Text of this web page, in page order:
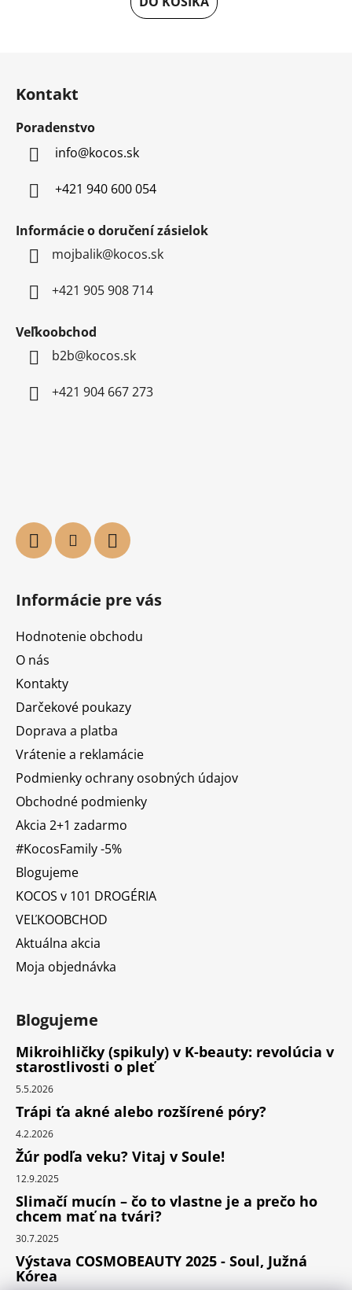
Kontakt
Poradenstvo
info@kocos.sk
+421 940 600 054
Informácie o doručení zásielok
mojbalik@kocos.sk
+421 905 908 714
Veľkoobchod
b2b@kocos.sk
+421 904 667 273
Informácie pre vás
Hodnotenie obchodu
O nás
Kontakty
Darčekové poukazy
Doprava a platba
Vrátenie a reklamácie
Podmienky ochrany osobných údajov
Obchodné podmienky
Akcia 2+1 zadarmo
#KocosFamily -5%
Blogujeme
KOCOS v 101 DROGÉRIA
VEĽKOOBCHOD
Aktuálna akcia
Moja objednávka
Blogujeme
Mikroihličky (spikuly) v K-beauty: revolúcia v
starostlivosti o pleť
5.5.2026
Trápi ťa akné alebo rozšírené póry?
4.2.2026
Žúr podľa veku? Vitaj v Soule!
12.9.2025
Slimačí mucín – čo to vlastne je a prečo ho
chcem mať na tvári?
30.7.2025
Výstava COSMOBEAUTY 2025 - Soul, Južná
Kórea